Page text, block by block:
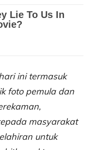
ini termasuk
foto pemula dan
masyarakat
untuk